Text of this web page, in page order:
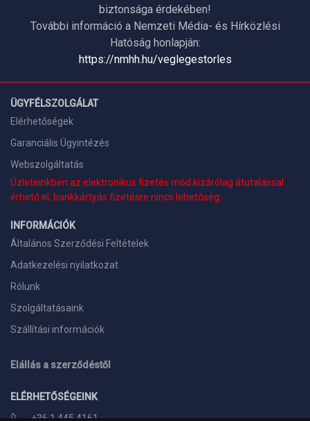
biztonsága érdekében!
További információ a Nemzeti Média- és Hírközlési
Hatóság honlapján:
https://nmhh.hu/veglegestorles
ÜGYFÉLSZOLGÁLAT
Elérhetőségek
Garanciális Ügyintézés
Webszolgáltatás
Üzleteinkben az elektronikus fizetés mód kizárólag átutalással
érhető el, bankkártyás fizetésre nincs lehetőség.
INFORMÁCIÓK
Általános Szerződési Feltételek
Adatkezelési nyilatkozat
Rólunk
Szolgáltatásaink
Szállítási információk
Elállás a szerződéstől
ELÉRHETŐSÉGEINK
+36 1 445 4161